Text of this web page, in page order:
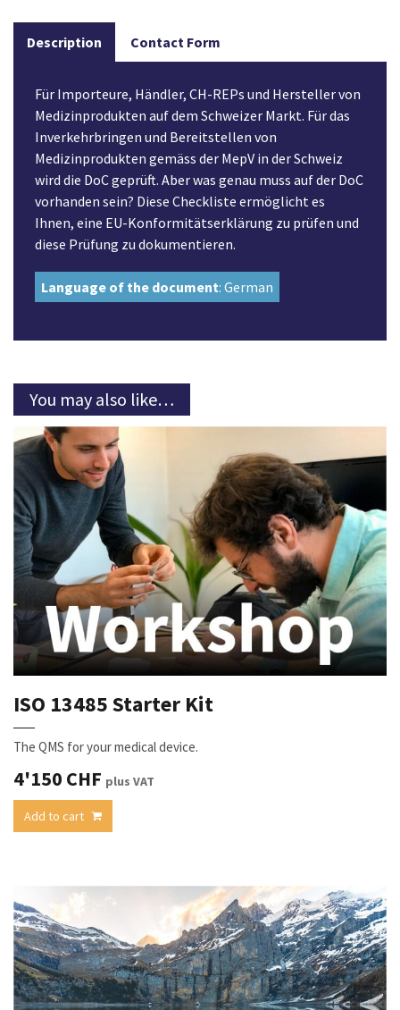
Description Contact Form
Für Importeure, Händler, CH-REPs und Hersteller von
Medizinprodukten auf dem Schweizer Markt. Für das
Inverkehrbringen und Bereitstellen von
Medizinprodukten gemäss der MepV in der Schweiz
wird die DoC geprüft. Aber was genau muss auf der DoC
vorhanden sein? Diese Checkliste ermöglicht es
Ihnen, eine EU-Konformitätserklärung zu prüfen und
diese Prüfung zu dokumentieren.
Language of the document: German
You may also like…
ISO 13485 Starter Kit
The QMS for your medical device.
4'150 CHF plus VAT
Add to cart